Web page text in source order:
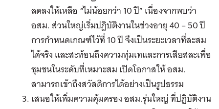
ลดลงให้เหลือ “ไม่น้อยกว่า 10 ปี” เนื่องจากพบว่า
อสม. ส่วนใหญ่เริ่มปฏิบัติงานในช่วงอายุ 40 – 50 ปี
การกำหนดเกณฑ์ไว้ที่ 10 ปี จึงเป็นระยะเวลาที่สะสม
ได้จริง และสะท้อนถึงความทุ่มเทและการเสียสละเพื่อ
ชุมชนในระดับที่เหมาะสม เปิดโอกาสให้ อสม.
สามารถเข้าถึงสวัสดิการได้อย่างเป็นรูปธรรม
เสนอให้เพิ่มความคุ้มครอง อสม.รุ่นใหญ่ ที่ปฏิบัติงาน